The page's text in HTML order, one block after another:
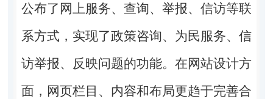
公布了网上服务、查询、举报、信访等联
系方式，实现了政策咨询、为民服务、信
访举报、反映问题的功能。在网站设计方
面，网页栏目、内容和布局更趋于完善合